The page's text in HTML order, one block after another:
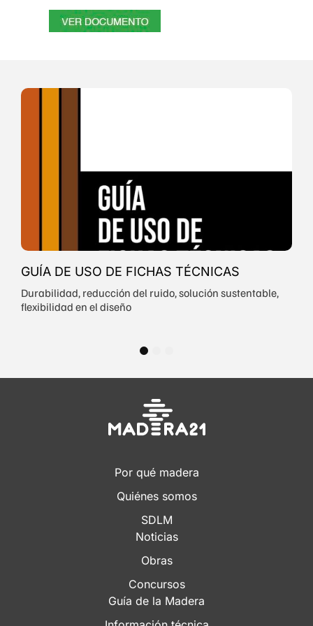
GUÍA DE USO DE FICHAS TÉCNICAS
Durabilidad, reducción del ruido, solución sustentable,
flexibilidad en el diseño
Por qué madera
Quiénes somos
SDLM
Noticias
Obras
Concursos
Guía de la Madera